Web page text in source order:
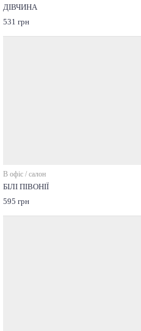
ДІВЧИНА
531 грн
В офіс / салон
БІЛІ ПІВОНІЇ
595 грн